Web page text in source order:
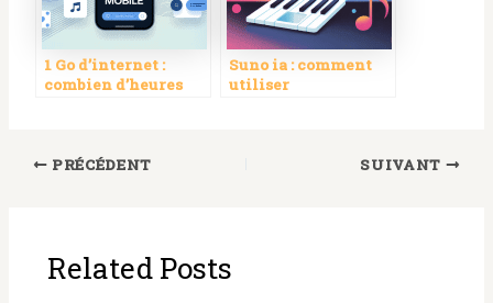
1 Go d’internet :
combien d’heures
Suno ia : comment
utiliser
PRÉCÉDENT
SUIVANT
Related Posts